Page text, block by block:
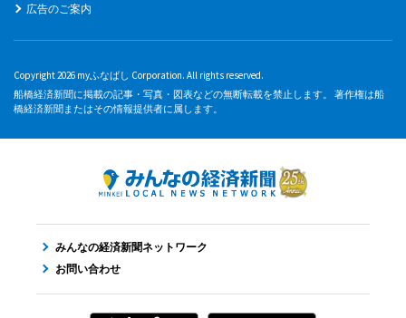
広告のご案内
Copyright 2026 myふなばし Corporation. All rights reserved.
船橋経済新聞に掲載の記事・写真・図表などの無断転載を禁止します。 著作権は船
橋経済新聞またはその情報提供者に属します。
みんなの経済新聞ネットワーク
お問い合わせ